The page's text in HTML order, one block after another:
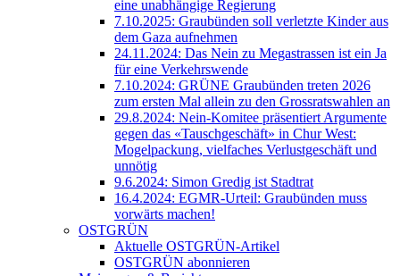
eine unabhängige Regierung
7.10.2025: Graubünden soll verletzte Kinder aus
dem Gaza aufnehmen
24.11.2024: Das Nein zu Megastrassen ist ein Ja
für eine Verkehrswende
7.10.2024: GRÜNE Graubünden treten 2026
zum ersten Mal allein zu den Grossratswahlen an
29.8.2024: Nein-Komitee präsentiert Argumente
gegen das «Tauschgeschäft» in Chur West:
Mogelpackung, vielfaches Verlustgeschäft und
unnötig
9.6.2024: Simon Gredig ist Stadtrat
16.4.2024: EGMR-Urteil: Graubünden muss
vorwärts machen!
OSTGRÜN
Aktuelle OSTGRÜN-Artikel
OSTGRÜN abonnieren